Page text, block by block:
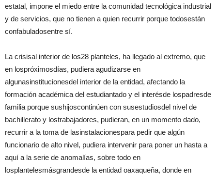
estatal, impone el miedo entre la comunidad tecnológica industrial
y de servicios, que no tienen a quien recurrir porque todosestán
confabuladosentre sí.
La crisisal interior de los28 planteles, ha llegado al extremo, que
en lospróximosdías, pudiera agudizarse en
algunasinstitucionesdel interior de la entidad, afectando la
formación académica del estudiantado y el interésde lospadresde
familia porque sushijoscontinúen con susestudiosdel nivel de
bachillerato y lostrabajadores, pudieran, en un momento dado,
recurrir a la toma de lasinstalacionespara pedir que algún
funcionario de alto nivel, pudiera intervenir para poner un hasta a
aquí a la serie de anomalías, sobre todo en
losplantelesmásgrandesde la entidad oaxaqueña, donde en